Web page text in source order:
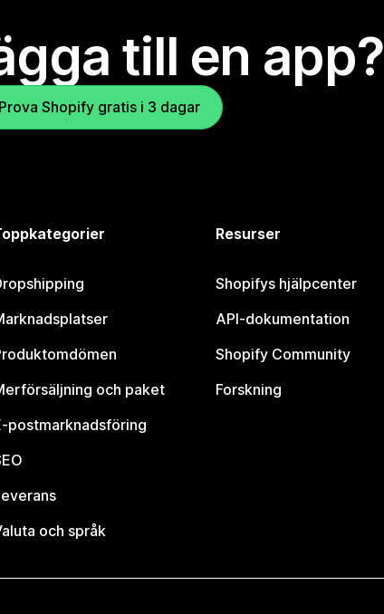
till en app?
Prova Shopify gratis i 3 dagar
och paket
postmarknadsföring
och språk
Resurser
Shopifys hjälpcenter
API-dokumentation
Shopify Community
Forskning